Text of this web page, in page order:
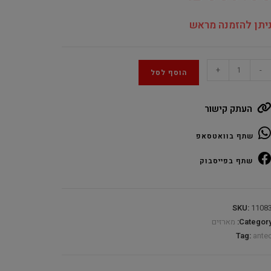
ניתן להזמנה מראש
P20C
White
Mid
Tower
quantity
-
+ הוסף לסל
העתק קישור
שתף בוואטסאפ
שתף בפייסבוק
SKU: 11083
מארזים
Tag: